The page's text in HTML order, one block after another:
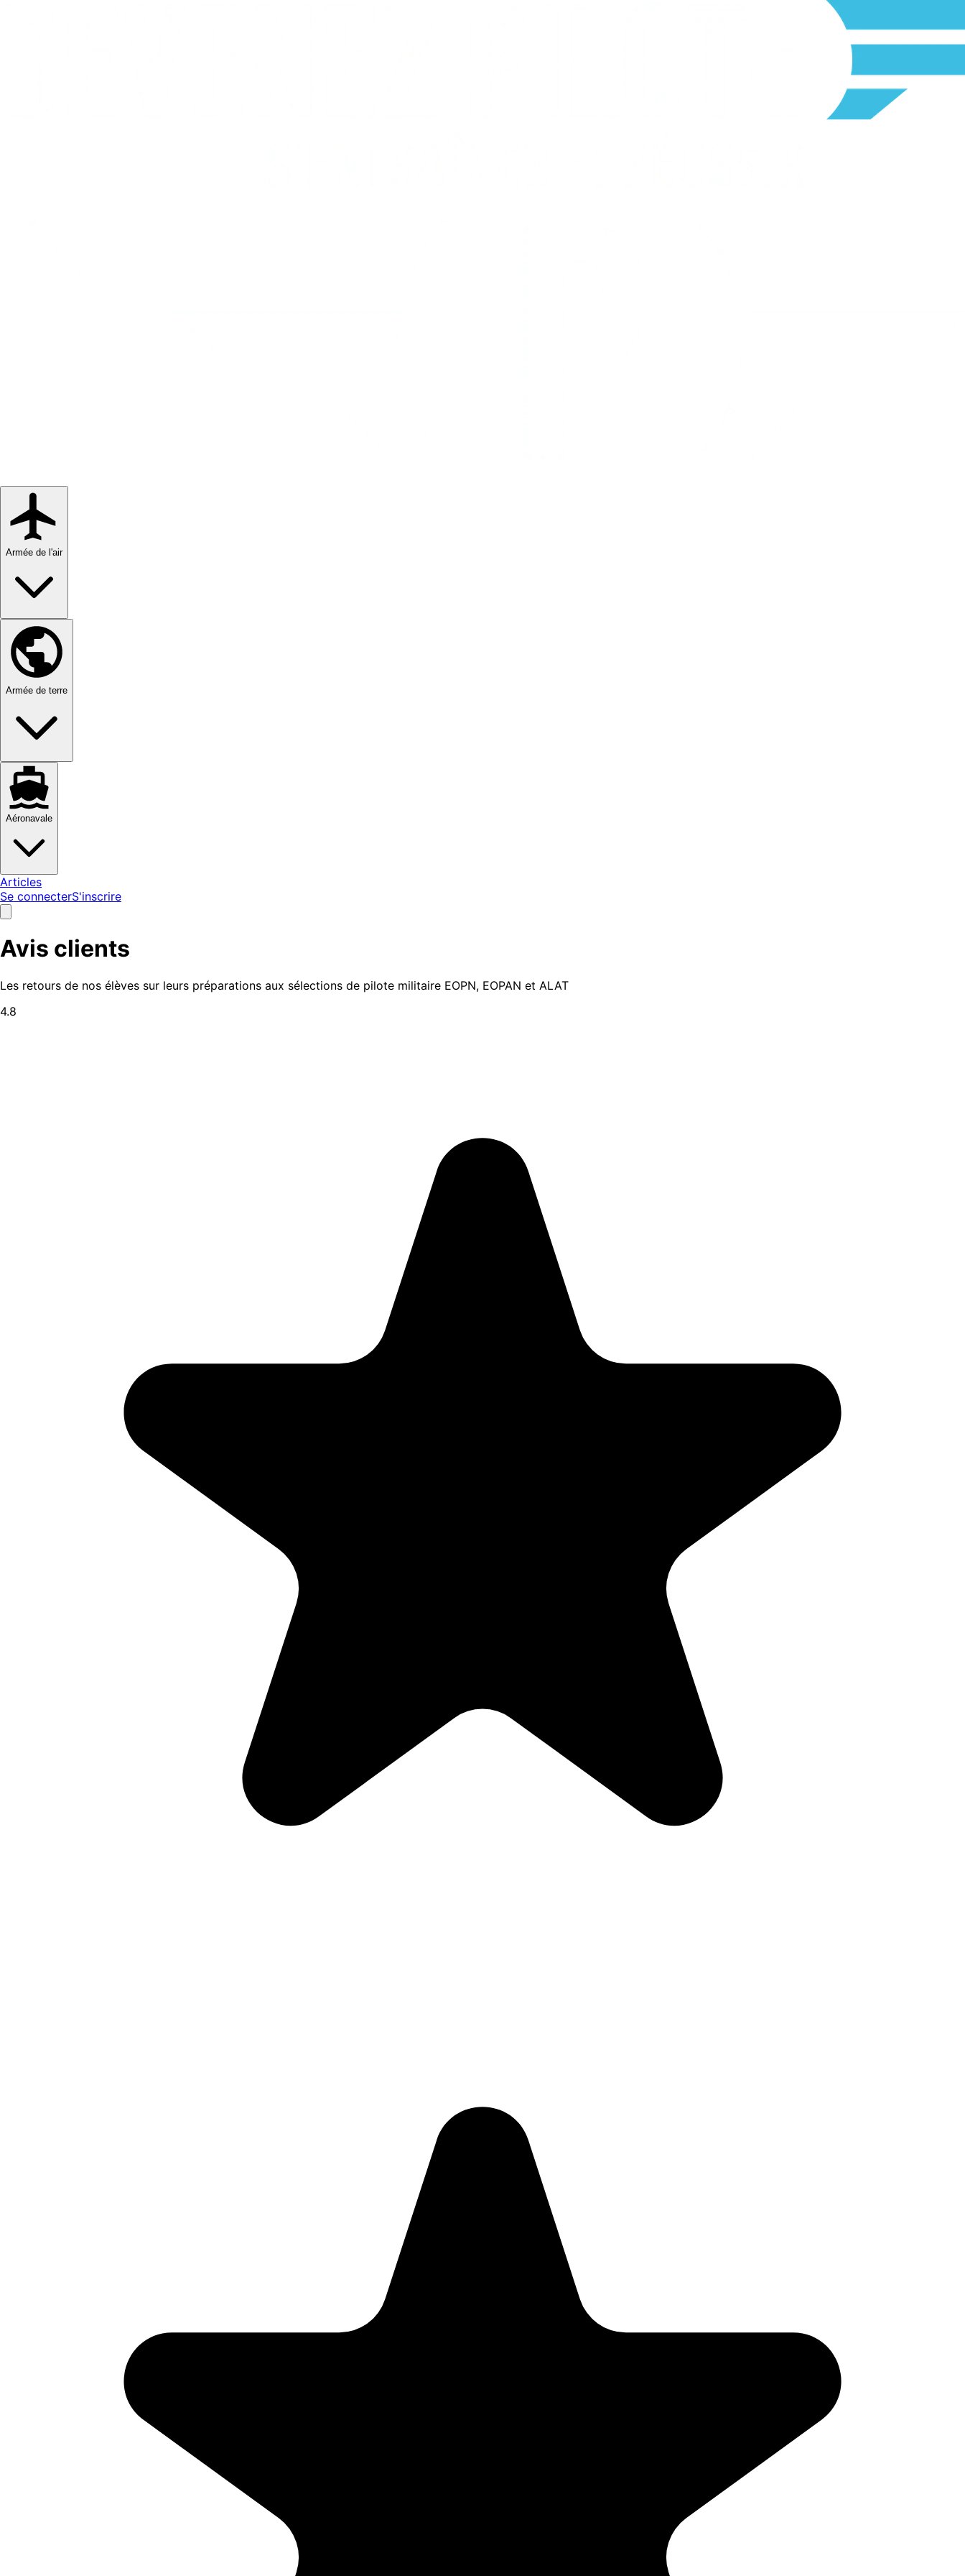
Armée de l'air
Armée de terre
Aéronavale
Articles
Se connecterS'inscrire
Avis clients
Les retours de nos élèves sur leurs préparations aux sélections de pilote militaire EOPN, EOPAN et ALAT
4.8